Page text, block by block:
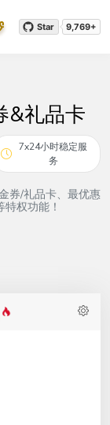
Star 9,769+
&礼品卡
7x24小时稳定服
务
券/礼品卡、最优惠
权功能！